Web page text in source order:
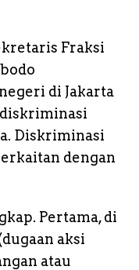
Fraksi
di Jakarta
Diskriminasi
dengan
Pertama, di
aksi
atau